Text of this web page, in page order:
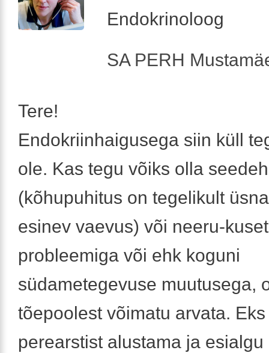
Endokrinoloog
SA PERH
Tere!
Endokriinhaigusega siin küll
ole. Kas tegu võiks olla
(kõhupuhitus on tegelikult
esinev vaevus) või neeru-
probleemiga või ehk koguni
südametegevuse muutusega,
tõepoolest võimatu arvata.
perearstist alustama ja esialgu